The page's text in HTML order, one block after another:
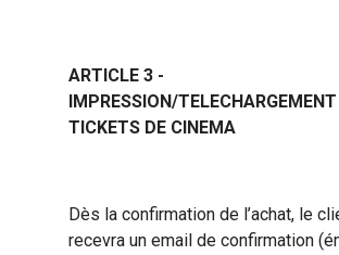
ARTICLE 3 -
IMPRESSION/
TICKETS DE CINEMA
Dès la confirmation de l’achat, le
recevra un email de confirmation